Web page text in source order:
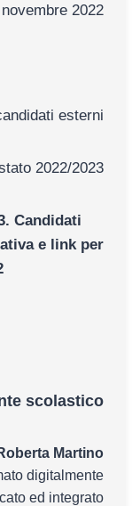
2022
esterni
2022/2023
Candidati
e link per
scolastico
Martino
digitalmente
ed integrato